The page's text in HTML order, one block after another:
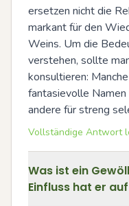
ersetzen nicht die
markant für den
Weins. Um die
verstehen, sollte
konsultieren:
fantasievolle
andere für streng
Vollständige Antwort
Was ist ein
Einfluss hat er